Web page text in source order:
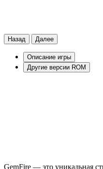
Назад Далее
Описание игры
Другие версии ROM
GemFire — это уникальная